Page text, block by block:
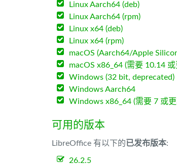
Linux Aarch64 (deb)
Linux Aarch64 (rpm)
Linux x64 (deb)
Linux x64 (rpm)
macOS (Aarch64/Apple
macOS x86_64 (需要 10.14
Windows (32 bit, deprecated)
Windows Aarch64
Windows x86_64 (需要 7 或
可用的版本
LibreOffice 有以下的已发布版本:
26.2.5